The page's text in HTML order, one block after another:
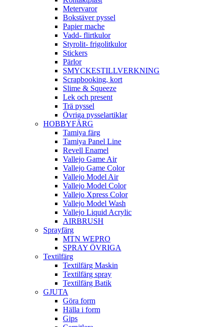
Metervaror
Bokstäver pyssel
Papier mache
Vadd- flirtkulor
Styrolit- frigolitkulor
Stickers
Pärlor
SMYCKESTILLVERKNING
Scrapbooking, kort
Slime & Squeeze
Lek och present
Trä pyssel
Övriga pysselartiklar
HOBBYFÄRG
Tamiya färg
Tamiya Panel Line
Revell Enamel
Vallejo Game Air
Vallejo Game Color
Vallejo Model Air
Vallejo Model Color
Vallejo Xpress Color
Vallejo Model Wash
Vallejo Liquid Acrylic
AIRBRUSH
Sprayfärg
MTN WEPRO
SPRAY ÖVRIGA
Textilfärg
Textilfärg Maskin
Textilfärg spray
Textilfärg Batik
GJUTA
Göra form
Hälla i form
Gips